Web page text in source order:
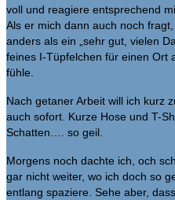
voll und reagiere entsprechend
Als er mich dann auch noch
anders als ein „sehr gut, vielen
feines I-Tüpfelchen für einen Ort
fühle.
Nach getaner Arbeit will ich kurz
auch sofort. Kurze Hose und T-
Schatten…. so geil.
Morgens noch dachte ich, och
gar nicht weiter, wo ich doch so
entlang spaziere. Sehe aber,